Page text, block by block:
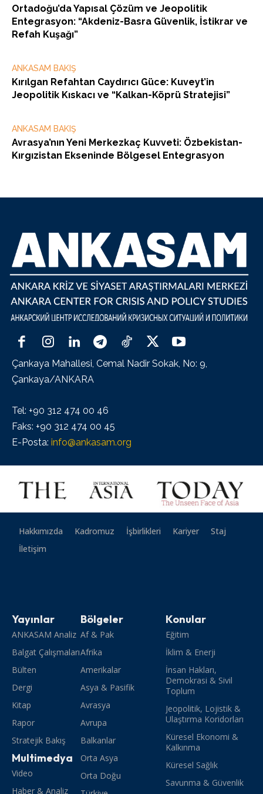
Ortadoğu’da Yapısal Çözüm ve Jeopolitik
Entegrasyon: “Akdeniz-Basra Güvenlik, İstikrar ve
Refah Kuşağı”
ANKASAM BAKIŞ
Kırılgan Refahtan Caydırıcı Güce: Kuveyt’in
Jeopolitik Kıskacı ve “Kalkan-Köprü Stratejisi”
ANKASAM BAKIŞ
Avrasya’nın Yeni Merkezkaç Kuvveti: Özbekistan-
Kırgızistan Ekseninde Bölgesel Entegrasyon
Çankaya Mahallesi, Cemal Nadir Sokak, No: 9,
Çankaya/ANKARA
Tel: +90 312 474 00 46
Faks: +90 312 474 00 45
E-Posta: info@ankasam.org
Hakkımızda Kadromuz İşbirlikleri Kariyer
Staj
İletişim
Yayınlar
ANKASAM Analiz
Balgat Çalışmaları
Bülten
Dergi
Kitap
Rapor
Stratejik Bakış
Multimedya
Video
Haber & Analiz
Bölgeler
Af & Pak
Afrika
Amerikalar
Asya & Pasifik
Avrasya
Avrupa
Balkanlar
Orta Asya
Orta Doğu
Konular
Eğitim
İklim & Enerji
İnsan Hakları,
Demokrasi & Sivil
Toplum
Jeopolitik, Lojistik &
Ulaştırma Koridorları
Küresel Ekonomi &
Kalkınma
Küresel Sağlık
Savunma & Güvenlik